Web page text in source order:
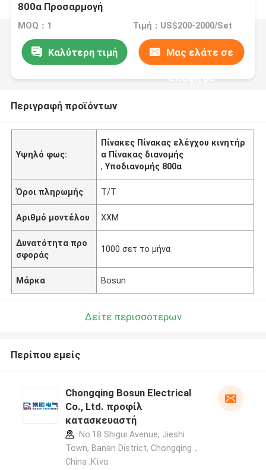
800α Προσαρμογή
MOQ：1 Τιμή：US$200-2000/Set
Καλύτερη τιμή Μας ελάτε σε
επαφή με
Περιγραφή προϊόντων
Υψηλό φως:
Πίνακες Πίνακας ελέγχου κινητήρ
α Πίνακας διανομής
,Υποδιανομής 800α
Όροι πληρωμής T/T
Αριθμό μοντέλου XXM
Δυνατότητα προ
σφοράς
1000 σετ το μήνα
Μάρκα Bosun
Δείτε περισσότερων
Περίπου εμείς
Chongqing Bosun Electrical
Co., Ltd. προφίλ
κατασκευαστή
No.18 Shigui Avenue, Jieshi
Town, Banan District, Chongqing，
China ,Κίνα